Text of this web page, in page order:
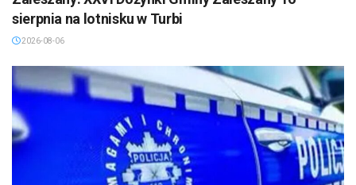
sierpnia na lotnisku w Turbi
2026-08-06